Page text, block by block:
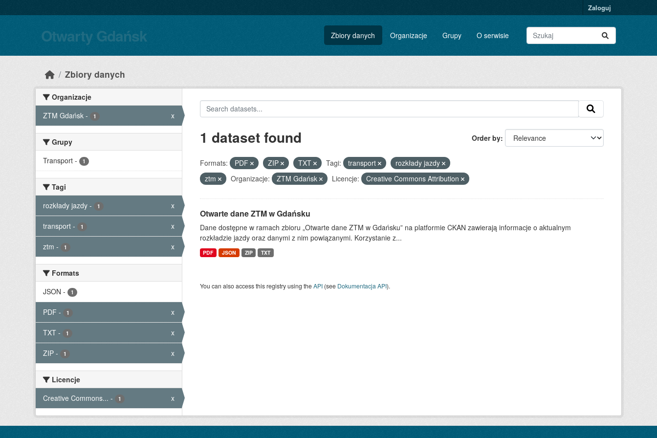
Zaloguj
Otwarty Gdańsk Zbiory danych Organizacje Grupy O serwisie
Zbiory danych
Organizacje
ZTM Gdańsk - 1 x
Grupy
Transport - 1
Tagi
rozkłady jazdy - 1 x
transport - 1 x
ztm - 1 x
Formats
JSON - 1
PDF - 1 x
TXT - 1 x
ZIP - 1 x
Licencje
Creative Commons... - 1 x
Order by
1 dataset found
Formats: PDF ZIP TXT Tagi: transport
rozkłady jazdy
ztm
Organizacje: ZTM Gdańsk Licencje: Creative Commons Attribution
Otwarte dane ZTM w Gdańsku
Dane dostępne w ramach zbioru „Otwarte dane ZTM w Gdańsku” na platformie CKAN zawierają informacje o aktualnym
rozkładzie jazdy oraz danymi z nim powiązanymi. Korzystanie z...
PDF JSON ZIP TXT
You can also access this registry using theAPI(see Dokumentacja API).